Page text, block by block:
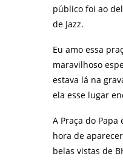
público foi ao
de Jazz.
Eu amo essa
maravilhoso
estava lá na
ela esse lugar
A Praça do
hora de
belas vistas de